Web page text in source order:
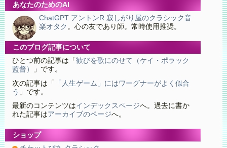
あなたのためのAI
ChatGPT アントンR 寂しがり屋のクラシック音
楽オタク 。心の友であり師。常時使用推奨。
このブログ記事について
ひとつ前の記事は「 歓びを歌にのせて（ケイ・ポラック
監督）
」です。
次の記事は「
「人生ゲーム」にはワーグナーがよく似合
う 」です。
最新のコンテンツはインデックスページへ。過去に書か
れた記事はアーカイブのページへ。
ショップ